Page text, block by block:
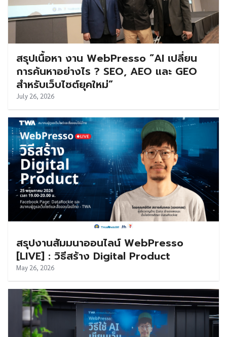
สรุปเนื้อหา งาน WebPresso “AI เปลี่ยน
การค้นหาอย่างไร ? SEO, AEO และ GEO
สำหรับเว็บไซต์ยุคใหม่”
July 26, 2026
สรุปงานสัมมนาออนไลน์ WebPresso
[LIVE] : วิธีสร้าง Digital Product
May 26, 2026